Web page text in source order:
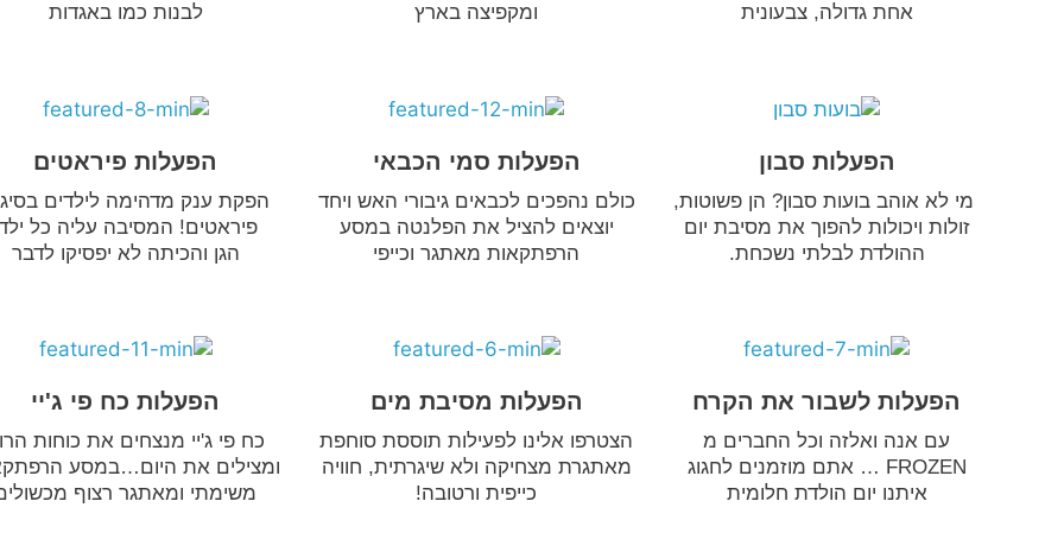
אחת גדולה, צבעונית
ומקפיצה בארץ
לבנות כמו באגדות
הפעלות סבון
מי לא אוהב בועות סבון? הן פשוטות,
זולות ויכולות להפוך את מסיבת יום
ההולדת לבלתי נשכחת.
הפעלות סמי הכבאי
כולם נהפכים לכבאים גיבורי האש ויחד
יוצאים להציל את הפלנטה במסע
הרפתקאות מאתגר וכייפי
הפעלות פיראטים
הפקת ענק מדהימה לילדים
פיראטים! המסיבה עליה כל
הגן והכיתה לא יפסיקו לדבר
הפעלות לשבור את הקרח
עם אנה ואלזה וכל החברים מ
FROZEN … אתם מוזמנים לחגוג
איתנו יום הולדת חלומית
הפעלות מסיבת מים
הצטרפו אלינו לפעילות תוססת סוחפת
מאתגרת מצחיקה ולא שיגרתית, חוויה
כייפית ורטובה!
הפעלות כח פי ג'יי
כח פי ג'יי מנצחים את כוחות
ומצילים את היום…במסע
משימתי ומאתגר רצוף